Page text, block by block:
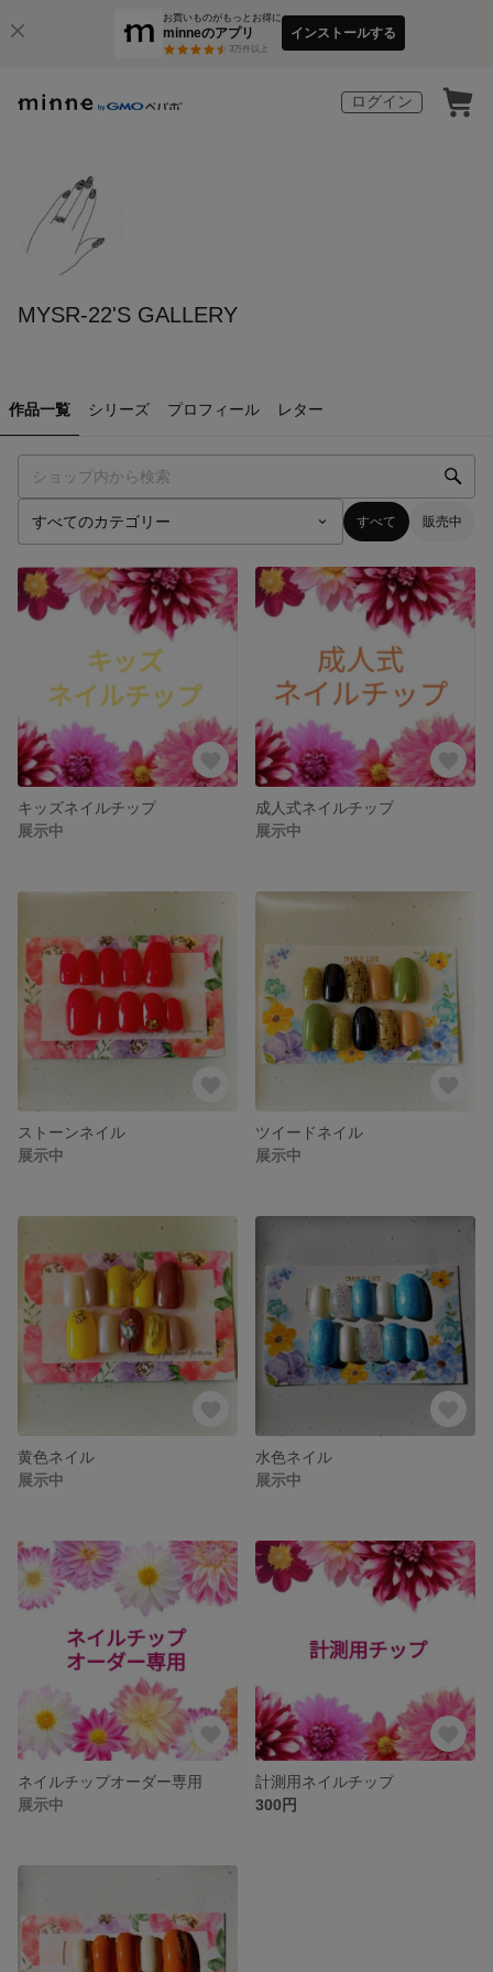
お買いものがもっとお得に
minneのアプリ
3万件以上
インストールする
ログイン
MYSR-22'S GALLERY
作品一覧 シリーズ プロフィール レター
すべて 販売中
キッズネイルチップ
展示中
成人式ネイルチップ
展示中
ストーンネイル
展示中
ツイードネイル
展示中
黄色ネイル
展示中
水色ネイル
展示中
ネイルチップオーダー専用
展示中
計測用ネイルチップ
300円